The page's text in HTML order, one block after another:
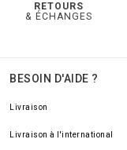
RETOURS
& ÉCHANGES
BESOIN D'AIDE ?
Livraison
Livraison à l'international